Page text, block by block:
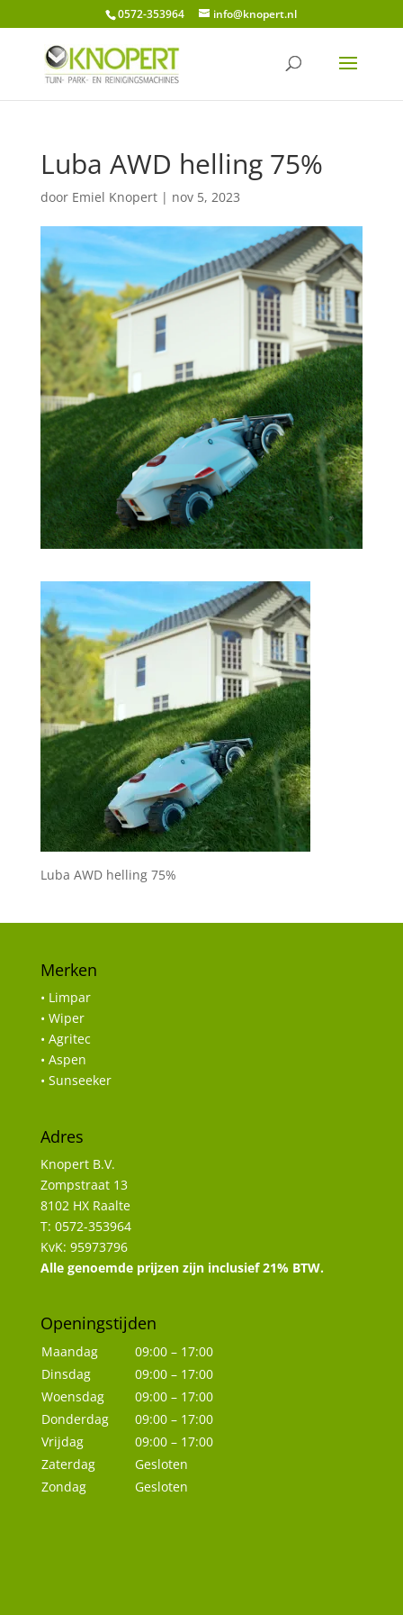
0572-353964 info@knopert.nl
Luba AWD helling 75%
door Emiel Knopert| nov 5, 2023
Luba AWD helling 75%
Merken
• Limpar
• Wiper
• Agritec
• Aspen
• Sunseeker
Adres
Knopert B.V.
Zompstraat 13
8102 HX Raalte
T: 0572-353964
KvK: 95973796
Alle genoemde prijzen zijn inclusief 21% BTW.
Openingstijden
Maandag
09:00 – 17:00
Dinsdag
09:00 – 17:00
Woensdag
09:00 – 17:00
Donderdag
09:00 – 17:00
Vrijdag
09:00 – 17:00
Zaterdag
Gesloten
Zondag
Gesloten